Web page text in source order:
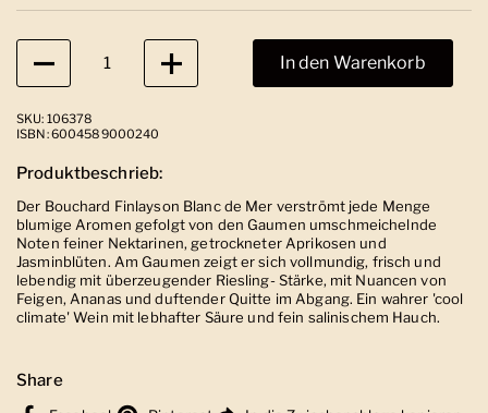
Anzahl
In den Warenkorb
SKU: 106378
ISBN: 6004589000240
Produktbeschrieb:
Der Bouchard Finlayson Blanc de Mer verströmt jede Menge
blumige Aromen gefolgt von den Gaumen umschmeichelnde
Noten feiner Nektarinen, getrockneter Aprikosen und
Jasminblüten. Am Gaumen zeigt er sich vollmundig, frisch und
lebendig mit überzeugender Riesling- Stärke, mit Nuancen von
Feigen, Ananas und duftender Quitte im Abgang. Ein wahrer 'cool
climate' Wein mit lebhafter Säure und fein salinischem Hauch.
Share